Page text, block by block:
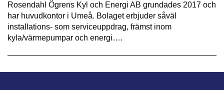
Rosendahl Ögrens Kyl och Energi AB grundades 2017 och
har huvudkontor i Umeå. Bolaget erbjuder såväl
installations- som serviceuppdrag, främst inom
kyla/värmepumpar och energi….